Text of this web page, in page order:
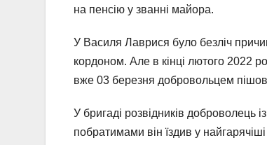
на пенсію у званні майора.
У Василя Лаврися було безліч
кордоном. Але в кінці лютого 2022
вже 03 березня добровольцем пішов
У бригаді розвідників доброволець
побратимами він їздив у